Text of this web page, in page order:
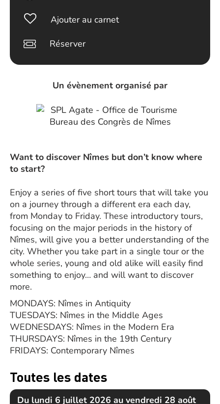
Want to discover Nîmes but don’t know where
to start?
Enjoy a series of five short tours that will take you
on a journey through a different era each day,
from Monday to Friday. These introductory tours,
focusing on the major periods in the history of
Nîmes, will give you a better understanding of the
city. Whether you take part in a single tour or the
whole series, young and old alike will easily find
something to enjoy… and will want to discover
more.
MONDAYS: Nîmes in Antiquity
TUESDAYS: Nîmes in the Middle Ages
WEDNESDAYS: Nîmes in the Modern Era
THURSDAYS: Nîmes in the 19th Century
FRIDAYS: Contemporary Nîmes
Toutes les dates
Du lundi 6 juillet 2026 au vendredi 28 août
Ajouter au carnet
Réserver
Un évènement organisé par